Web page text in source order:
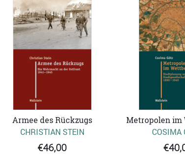
Armee des Rückzugs
CHRISTIAN STEIN
€46,00
Metropolen im
COSIMA